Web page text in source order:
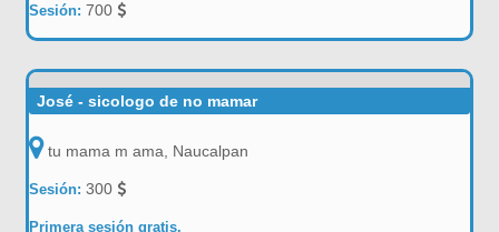
Sesión:700
José - sicologo de no mamar
tu mama m ama, Naucalpan
Sesión:300
Primera sesión gratis.